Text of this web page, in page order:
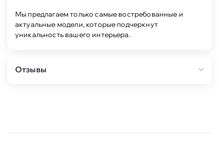
Мы предлагаем только самые востребованные и
актуальные модели, которые подчеркнут
уникальность вашего интерьера.
Отзывы